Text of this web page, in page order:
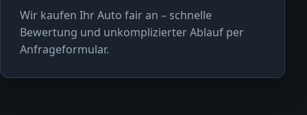
Wir kaufen Ihr Auto fair an – schnelle
Bewertung und unkomplizierter Ablauf per
Anfrageformular.